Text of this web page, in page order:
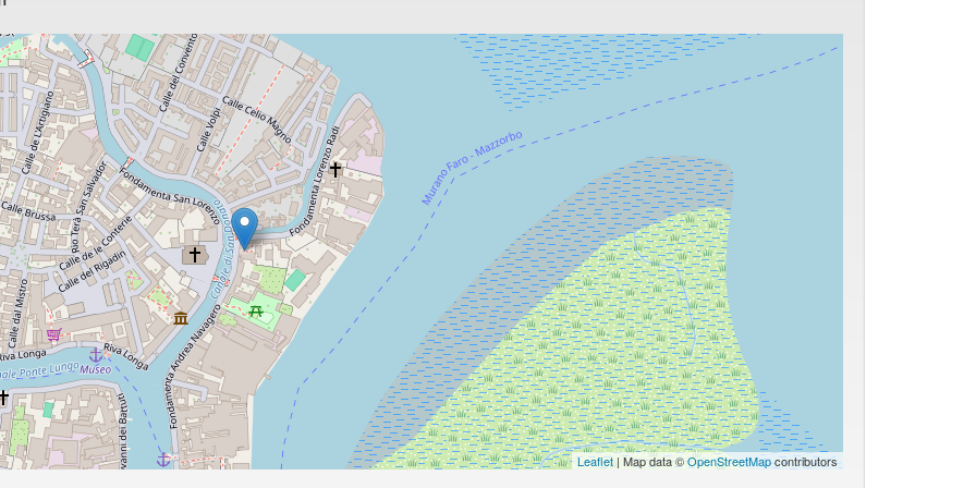
Leaflet| Map data ©OpenStreetMapcontributors